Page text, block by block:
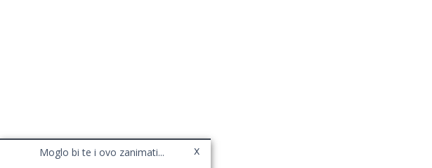
Moglo bi te i ovo zanimati... x